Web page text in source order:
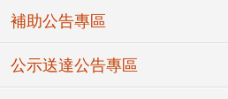
補助公告專區
公示送達公告專區